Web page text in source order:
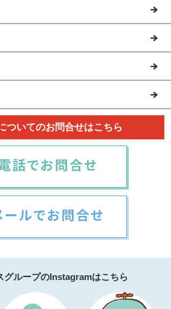
ついてのお問合せはこちら
グループのInstagramはこちら